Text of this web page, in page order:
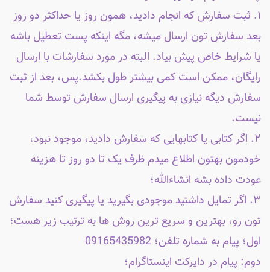
۱. ثبت سفارش که انجام دادید، همون روز یا حداکثر دو روز
بعد سفارش تون ارسال میشه، مگه اینکه پست تعطیل باشه
یا شرایط خاص پیش بیاد. البته در مورد سفارشات با ارسال
رایگان، ممکن است کمی بیشتر طول بکشد.پس، بعد از ثبت
سفارش دیگه نیازی به پیگیری ارسال سفارش توسط شما
نیست.
۲. اگر کتابی یا کتابهایی که سفارش دادید، موجود نبود،
خودمون بهتون اطلاع میدم ظرف یک تا دو روز تا هزینه
عودت داده بشه انشاءالله؛
۳. اگر تمایل داشتید موجودی بگیرید یا پیگیری کنید سفارش
تون رو، بهترین و سریع ترین روش ها به ترتیب زیر هست؛
اول؛ پیام به شماره تلفن؛ 09165435982
دوم: پیام در دایرکت اینستاگرام؛